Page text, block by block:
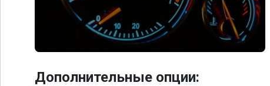
Дополнительные опции: